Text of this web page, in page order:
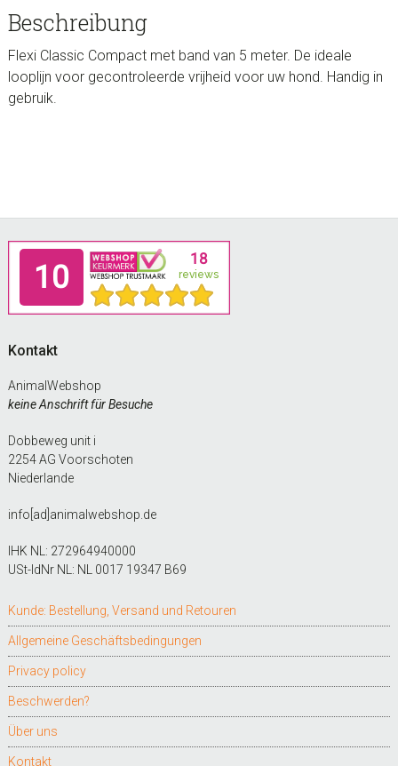
Beschreibung
Flexi Classic Compact met band van 5 meter. De ideale
looplijn voor gecontroleerde vrijheid voor uw hond. Handig in
gebruik.
Footer
Kontakt
AnimalWebshop
keine Anschrift für Besuche
Dobbeweg unit i
2254 AG Voorschoten
Niederlande
info[ad]animalwebshop.de
IHK NL: 272964940000
USt-IdNr NL: NL 0017 19347 B69
Kunde: Bestellung, Versand und Retouren
Allgemeine Geschäftsbedingungen
Privacy policy
Beschwerden?
Über uns
Kontakt